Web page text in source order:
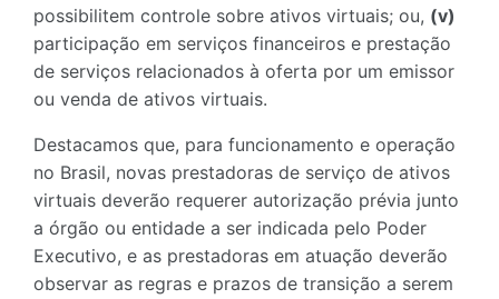
possibilitem controle sobre ativos virtuais; ou, (v)
participação em serviços financeiros e prestação
de serviços relacionados à oferta por um emissor
ou venda de ativos virtuais.
Destacamos que, para funcionamento e operação
no Brasil, novas prestadoras de serviço de ativos
virtuais deverão requerer autorização prévia junto
a órgão ou entidade a ser indicada pelo Poder
Executivo, e as prestadoras em atuação deverão
observar as regras e prazos de transição a serem